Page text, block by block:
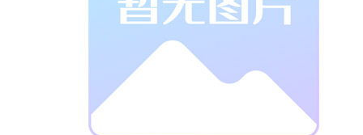
抗拉、抗压强
度。供应尼龙